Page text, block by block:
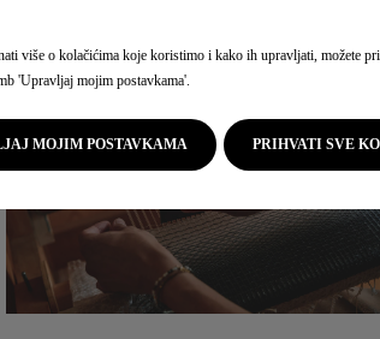
više o kolačićima koje koristimo i kako ih upravljati, možete
'Upravljaj mojim postavkama'.
MOJIM POSTAVKAMA PRIHVATI SVE